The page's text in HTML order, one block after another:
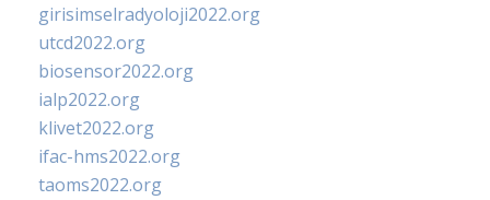
girisimselradyoloji2022.org
utcd2022.org
biosensor2022.org
ialp2022.org
klivet2022.org
ifac-hms2022.org
taoms2022.org